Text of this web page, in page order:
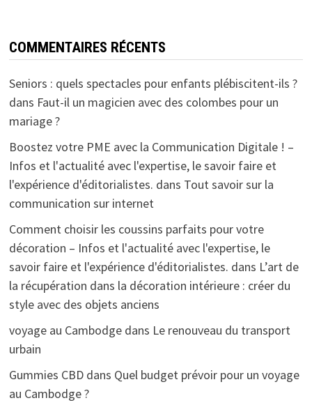
COMMENTAIRES RÉCENTS
Seniors : quels spectacles pour enfants plébiscitent-ils ?
dans Faut-il un magicien avec des colombes pour un
mariage ?
Boostez votre PME avec la Communication Digitale ! –
Infos et l'actualité avec l'expertise, le savoir faire et
l'expérience d'éditorialistes. dans Tout savoir sur la
communication sur internet
Comment choisir les coussins parfaits pour votre
décoration – Infos et l'actualité avec l'expertise, le
savoir faire et l'expérience d'éditorialistes. dans L’art de
la récupération dans la décoration intérieure : créer du
style avec des objets anciens
voyage au Cambodgedans Le renouveau du transport
urbain
Gummies CBDdans Quel budget prévoir pour un voyage
au Cambodge ?